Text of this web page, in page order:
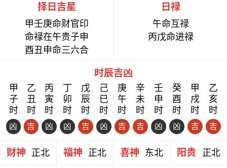
择日吉星
甲壬庚命财官印
命禄在午贵子申
酉丑申命三六合
日禄
午命互禄
丙戊命进禄
时辰吉凶
甲
子
时
凶
乙
丑
时
吉
丙
寅
时
凶
丁
卯
时
凶
戊
辰
时
吉
己
巳
时
凶
庚
午
时
吉
辛
未
时
吉
壬
申
时
凶
癸
酉
时
凶
甲
戌
时
吉
乙
亥
时
吉
财神 正北 福神 正北 喜神 东北 阳贵 正北